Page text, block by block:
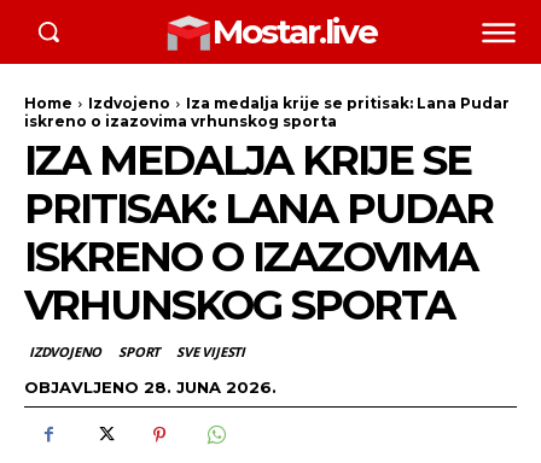
Mostar.live
Home Izdvojeno
Iza medalja krije se pritisak: Lana Pudar
iskreno o izazovima vrhunskog sporta
IZA MEDALJA KRIJE SE
PRITISAK: LANA PUDAR
ISKRENO O IZAZOVIMA
VRHUNSKOG SPORTA
IZDVOJENO SPORT SVE VIJESTI
OBJAVLJENO 28. JUNA 2026.